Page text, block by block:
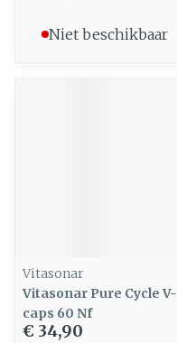
Niet beschikbaar
Vitasonar
Vitasonar Pure Cycle V-
caps 60 Nf
€ 34,90